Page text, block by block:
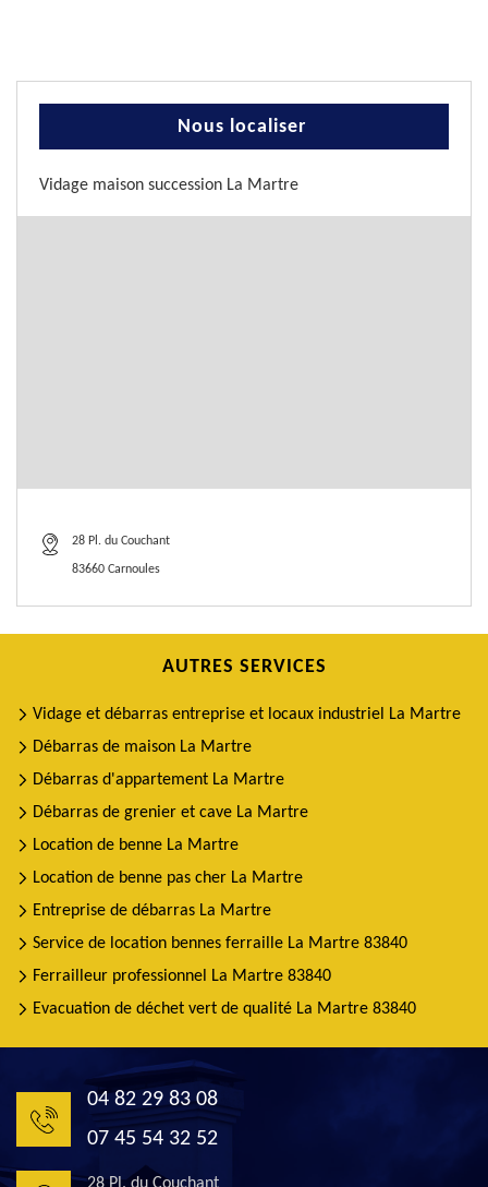
Nous localiser
Vidage maison succession La Martre
28 Pl. du Couchant
83660 Carnoules
AUTRES SERVICES
Vidage et débarras entreprise et locaux industriel La Martre
Débarras de maison La Martre
Débarras d'appartement La Martre
Débarras de grenier et cave La Martre
Location de benne La Martre
Location de benne pas cher La Martre
Entreprise de débarras La Martre
Service de location bennes ferraille La Martre 83840
Ferrailleur professionnel La Martre 83840
Evacuation de déchet vert de qualité La Martre 83840
04 82 29 83 08
07 45 54 32 52